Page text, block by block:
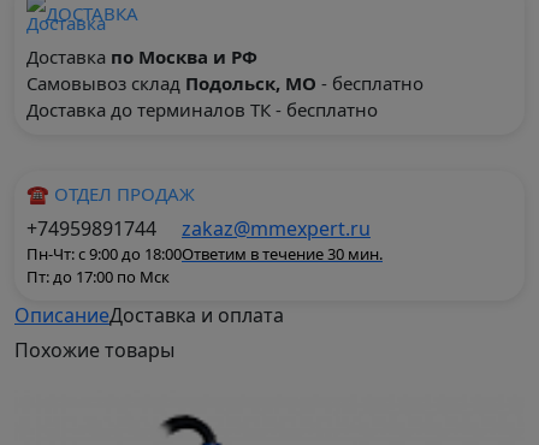
ДОСТАВКА
Доставка по Москва и РФ
Самовывоз склад Подольск, МО - бесплатно
Доставка до терминалов ТК - бесплатно
☎ ОТДЕЛ ПРОДАЖ
+74959891744
Пн-Чт: с 9:00 до 18:00
Пт: до 17:00 по Мск
zakaz@mmexpert.ru
Ответим в течение 30 мин.
ОписаниеДоставка и оплата
Похожие товары